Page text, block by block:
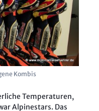
Kombis
Temperaturen,
Alpinestars. Das